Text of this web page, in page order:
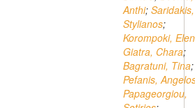
Anthi; Saridakis,
Stylianos;
Korompoki,
Giatra, Chara;
Bagratuni, Tina;
Pefanis,
Papageorgiou,